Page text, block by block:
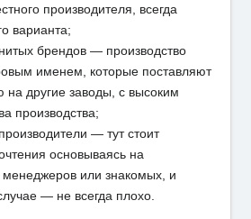
производителя, всегда
варианта;
брендов — производство
именем, которые поставляют
на другие заводы, с высоким
производства;
— тут стоит
основываясь на
или знакомых, и
— не всегда плохо.